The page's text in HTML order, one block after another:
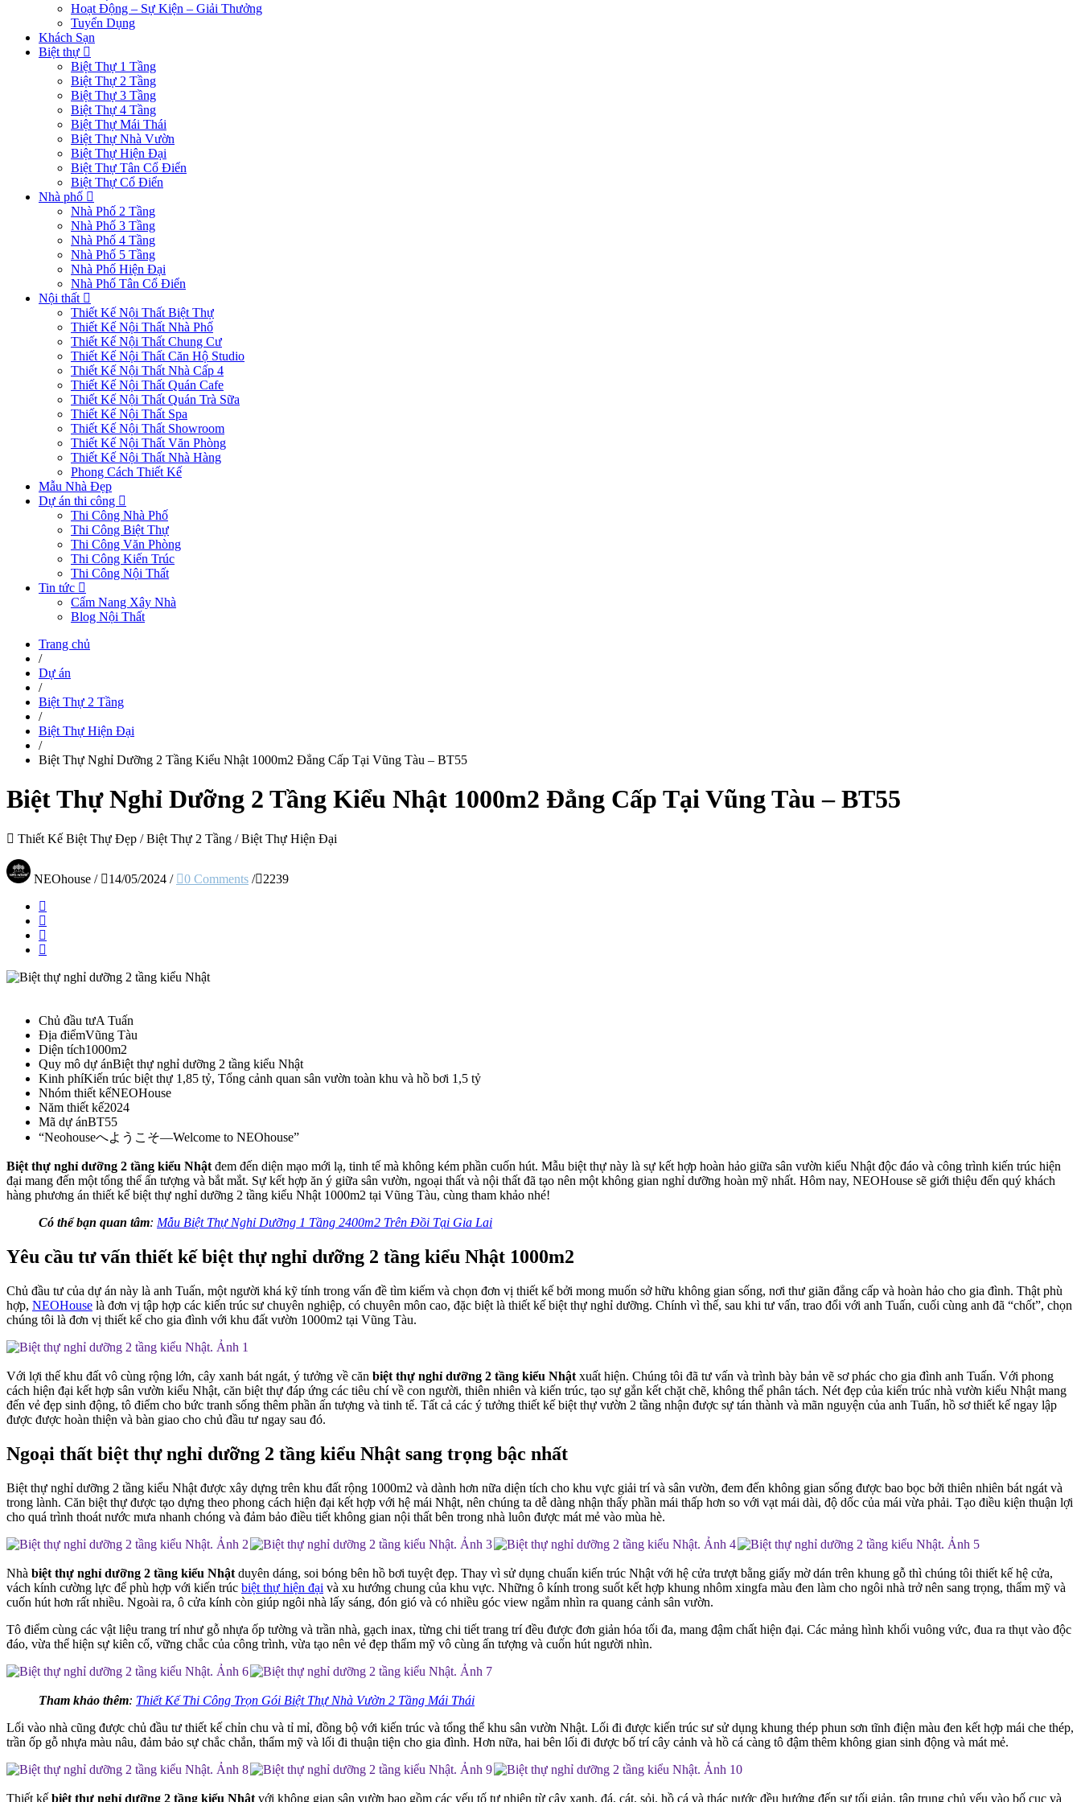
Hoạt Động – Sự Kiện – Giải Thưởng
Tuyển Dụng
Khách Sạn
Biệt thự
Biệt Thự 1 Tầng
Biệt Thự 2 Tầng
Biệt Thự 3 Tầng
Biệt Thự 4 Tầng
Biệt Thự Mái Thái
Biệt Thự Nhà Vườn
Biệt Thự Hiện Đại
Biệt Thự Tân Cổ Điển
Biệt Thự Cổ Điển
Nhà phố
Nhà Phố 2 Tầng
Nhà Phố 3 Tầng
Nhà Phố 4 Tầng
Nhà Phố 5 Tầng
Nhà Phố Hiện Đại
Nhà Phố Tân Cổ Điển
Nội thất
Thiết Kế Nội Thất Biệt Thự
Thiết Kế Nội Thất Nhà Phố
Thiết Kế Nội Thất Chung Cư
Thiết Kế Nội Thất Căn Hộ Studio
Thiết Kế Nội Thất Nhà Cấp 4
Thiết Kế Nội Thất Quán Cafe
Thiết Kế Nội Thất Quán Trà Sữa
Thiết Kế Nội Thất Spa
Thiết Kế Nội Thất Showroom
Thiết Kế Nội Thất Văn Phòng
Thiết Kế Nội Thất Nhà Hàng
Phong Cách Thiết Kế
Mẫu Nhà Đẹp
Dự án thi công
Thi Công Nhà Phố
Thi Công Biệt Thự
Thi Công Văn Phòng
Thi Công Kiến Trúc
Thi Công Nội Thất
Tin tức
Cẩm Nang Xây Nhà
Blog Nội Thất
Trang chủ
/
Dự án
/
Biệt Thự 2 Tầng
/
Biệt Thự Hiện Đại
/
Biệt Thự Nghỉ Dưỡng 2 Tầng Kiểu Nhật 1000m2 Đẳng Cấp Tại Vũng Tàu – BT55
Biệt Thự Nghỉ Dưỡng 2 Tầng Kiểu Nhật 1000m2 Đẳng Cấp Tại Vũng Tàu – BT55
Thiết Kế Biệt Thự Đẹp /Biệt Thự 2 Tầng /Biệt Thự Hiện Đại
NEOhouse / 14/05/2024 / 0 Comments / 2239
Chủ đầu tưA Tuấn
Địa điểmVũng Tàu
Diện tích1000m2
Quy mô dự ánBiệt thự nghỉ dưỡng 2 tầng kiểu Nhật
Kinh phíKiến trúc biệt thự 1,85 tỷ, Tổng cảnh quan sân vườn toàn khu và hồ bơi 1,5 tỷ
Nhóm thiết kếNEOHouse
Năm thiết kế2024
Mã dự ánBT55
“Neohouseへようこそ—Welcome to NEOhouse”
Biệt thự nghỉ dưỡng 2 tầng kiểu Nhật đem đến diện mạo mới lạ, tinh tế mà không kém phần cuốn hút. Mẫu biệt thự này là sự kết hợp hoàn hảo giữa sân vườn kiểu Nhật độc đáo và công trình kiến trúc hiện
đại mang đến một tổng thể ấn tượng và bắt mắt. Sự kết hợp ăn ý giữa sân vườn, ngoại thất và nội thất đã tạo nên một không gian nghỉ dưỡng hoàn mỹ nhất. Hôm nay, NEOHouse sẽ giới thiệu đến quý khách
hàng phương án thiết kế biệt thự nghỉ dưỡng 2 tầng kiểu Nhật 1000m2 tại Vũng Tàu, cùng tham khảo nhé!
Có thể bạn quan tâm: Mẫu Biệt Thự Nghỉ Dưỡng 1 Tầng 2400m2 Trên Đồi Tại Gia Lai
Yêu cầu tư vấn thiết kế biệt thự nghỉ dưỡng 2 tầng kiểu Nhật 1000m2
Chủ đầu tư của dự án này là anh Tuấn, một người khá kỹ tính trong vấn đề tìm kiếm và chọn đơn vị thiết kế bởi mong muốn sở hữu không gian sống, nơi thư giãn đẳng cấp và hoàn hảo cho gia đình. Thật phù
hợp, NEOHouse là đơn vị tập hợp các kiến trúc sư chuyên nghiệp, có chuyên môn cao, đặc biệt là thiết kế biệt thự nghỉ dưỡng. Chính vì thế, sau khi tư vấn, trao đổi với anh Tuấn, cuối cùng anh đã “chốt”, chọn
chúng tôi là đơn vị thiết kế cho gia đình với khu đất vườn 1000m2 tại Vũng Tàu.
Với lợi thế khu đất vô cùng rộng lớn, cây xanh bát ngát, ý tưởng về căn biệt thự nghỉ dưỡng 2 tầng kiểu Nhật xuất hiện. Chúng tôi đã tư vấn và trình bày bản vẽ sơ phác cho gia đình anh Tuấn. Với phong
cách hiện đại kết hợp sân vườn kiểu Nhật, căn biệt thự đáp ứng các tiêu chí về con người, thiên nhiên và kiến trúc, tạo sự gắn kết chặt chẽ, không thể phân tách. Nét đẹp của kiến trúc nhà vườn kiểu Nhật mang
đến vẻ đẹp sinh động, tô điểm cho bức tranh sống thêm phần ấn tượng và tinh tế. Tất cả các ý tưởng thiết kế biệt thự vườn 2 tầng nhận được sự tán thành và mãn nguyện của anh Tuấn, hồ sơ thiết kế ngay lập
được được hoàn thiện và bàn giao cho chủ đầu tư ngay sau đó.
Ngoại thất biệt thự nghỉ dưỡng 2 tầng kiểu Nhật sang trọng bậc nhất
Biệt thự nghỉ dưỡng 2 tầng kiểu Nhật được xây dựng trên khu đất rộng 1000m2 và dành hơn nữa diện tích cho khu vực giải trí và sân vườn, đem đến không gian sống được bao bọc bởi thiên nhiên bát ngát và
trong lành. Căn biệt thự được tạo dựng theo phong cách hiện đại kết hợp với hệ mái Nhật, nên chúng ta dễ dàng nhận thấy phần mái thấp hơn so với vạt mái dài, độ dốc của mái vừa phải. Tạo điều kiện thuận lợi
cho quá trình thoát nước mưa nhanh chóng và đảm bảo điều tiết không gian nội thất bên trong nhà luôn được mát mẻ vào mùa hè.
Nhà biệt thự nghỉ dưỡng 2 tầng kiểu Nhật duyên dáng, soi bóng bên hồ bơi tuyệt đẹp. Thay vì sử dụng chuẩn kiến trúc Nhật với hệ cửa trượt bằng giấy mờ dán trên khung gỗ thì chúng tôi thiết kế hệ cửa,
vách kính cường lực để phù hợp với kiến trúc biệt thự hiện đại và xu hướng chung của khu vực. Những ô kính trong suốt kết hợp khung nhôm xingfa màu đen làm cho ngôi nhà trở nên sang trọng, thẩm mỹ và
cuốn hút hơn rất nhiều. Ngoài ra, ô cửa kính còn giúp ngôi nhà lấy sáng, đón gió và có nhiều góc view ngắm nhìn ra quang cảnh sân vườn.
Tô điểm cùng các vật liệu trang trí như gỗ nhựa ốp tường và trần nhà, gạch inax, từng chi tiết trang trí đều được đơn giản hóa tối đa, mang đậm chất hiện đại. Các mảng hình khối vuông vức, đua ra thụt vào độc
đáo, vừa thể hiện sự kiên cố, vững chắc của công trình, vừa tạo nên vẻ đẹp thẩm mỹ vô cùng ấn tượng và cuốn hút người nhìn.
Tham khảo thêm: Thiết Kế Thi Công Trọn Gói Biệt Thự Nhà Vườn 2 Tầng Mái Thái
Lối vào nhà cũng được chủ đầu tư thiết kế chỉn chu và tỉ mỉ, đồng bộ với kiến trúc và tổng thể khu sân vườn Nhật. Lối đi được kiến trúc sư sử dụng khung thép phun sơn tĩnh điện màu đen kết hợp mái che thép,
trần ốp gỗ nhựa màu nâu, đảm bảo sự chắc chắn, thẩm mỹ và lối đi thuận tiện cho gia đình. Hơn nữa, hai bên lối đi được bố trí cây cảnh và hồ cá càng tô đậm thêm không gian sinh động và mát mẻ.
Thiết kế biệt thự nghỉ dưỡng 2 tầng kiểu Nhật với không gian sân vườn bao gồm các yếu tố tự nhiên từ cây xanh, đá, cát, sỏi, hồ cá và thác nước đều hướng đến sự tối giản, tập trung chủ yếu vào bố cục và